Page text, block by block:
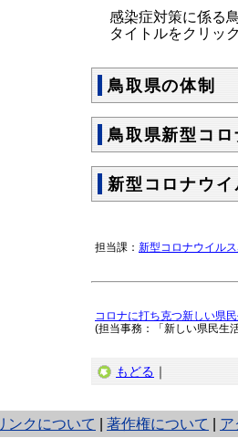
感染症対策に係る
タイトルをクリッ
鳥取県の体制
鳥取県新型コ
新型コロナウ
担当課： 新型コロナウイル
コロナに打ち克つ新しい県
(担当事務：「新しい県民生
もどる ｜
ンクについて 著作権について ア